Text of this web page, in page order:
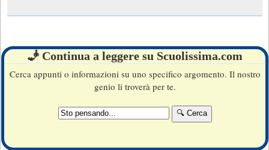
🧞 Continua a leggere su Scuolissima.com
Cerca appunti o informazioni su uno specifico argomento. Il nostro
genio li troverà per te.